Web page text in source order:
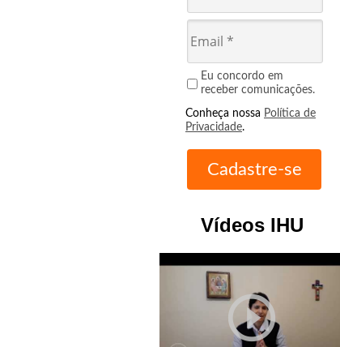
Eu concordo em
receber comunicações.
Conheça nossa Política de
Privacidade.
Vídeos IHU
play_circle_outline